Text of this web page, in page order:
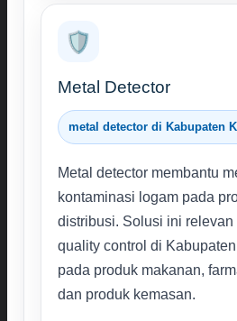
🛡️
Metal Detector
metal detector di Kabupaten
Metal detector membantu
kontaminasi logam pada
distribusi. Solusi ini relevan
quality control di
pada produk makanan,
dan produk kemasan.